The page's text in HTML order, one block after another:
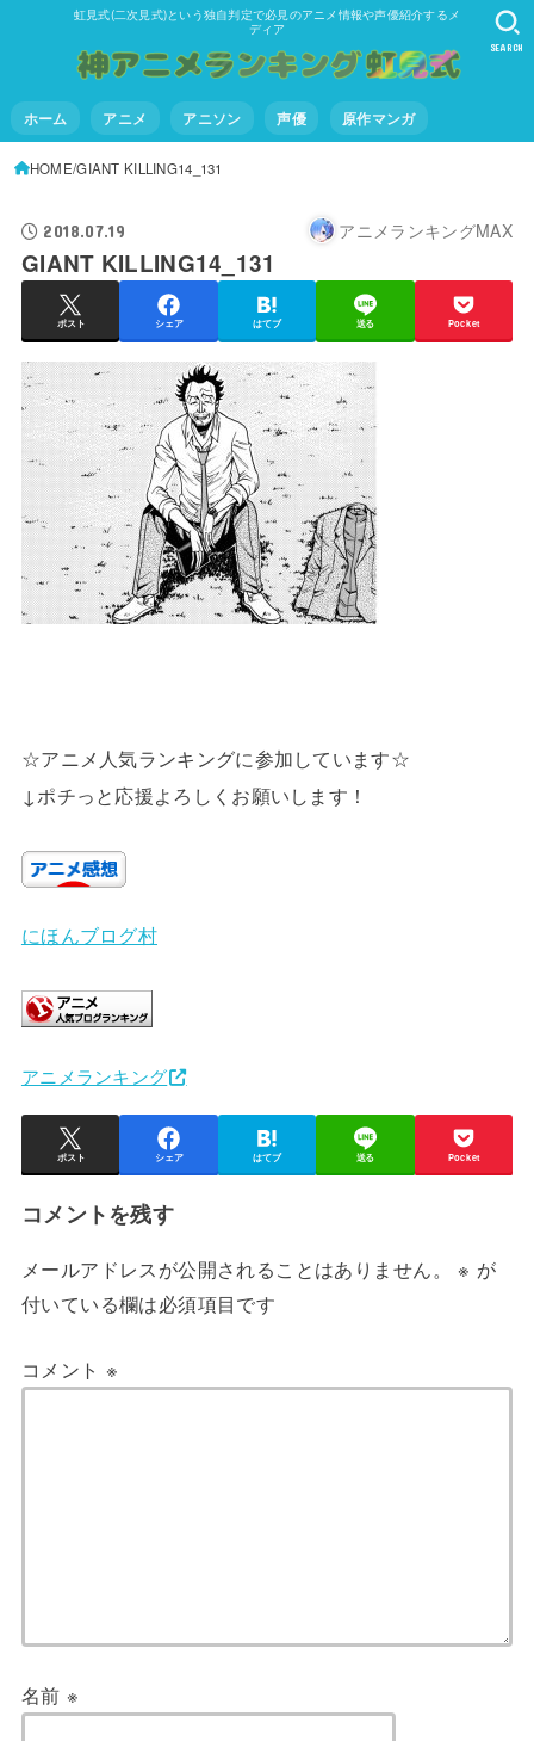
虹見式(二次見式)という独自判定で必見のアニメ情報や声優紹介するメ
ディア
ホーム アニメ アニソン 声優 原作マンガ
SEARCH
HOME GIANT KILLING14_131
2018.07.19 アニメランキングMAX
GIANT KILLING14_131
ポスト シェア はてブ 送る Pocket
☆アニメ人気ランキングに参加しています☆
↓ポチっと応援よろしくお願いします！
にほんブログ村
アニメランキング
ポスト シェア はてブ 送る Pocket
コメントを残す
メールアドレスが公開されることはありません。 ※ が
付いている欄は必須項目です
コメント ※
名前※